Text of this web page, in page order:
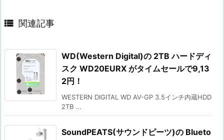
 関連記事
WD(Western Digital)の 2TB ハードディ
スク WD20EURX がタイムセールで9,13
2円！
WESTERN DIGITAL WD AV-GP 3.5インチ内蔵HDD
2TB ...
SoundPEATS(サウンドピーツ)の Blueto